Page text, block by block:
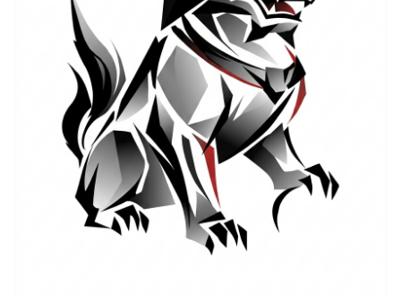
Talisman, der sie an innere Werte, an Widerstandskraft
in schwierigen Zeiten und an kulturelle Verbundenheit
erinnert. Optisch kann ein Wächterlöwe sowohl
majestätisch als auch verspielt wirken, je nachdem ob
das Design realistisch, stilisiert oder abstrahiert
angelegt ist.